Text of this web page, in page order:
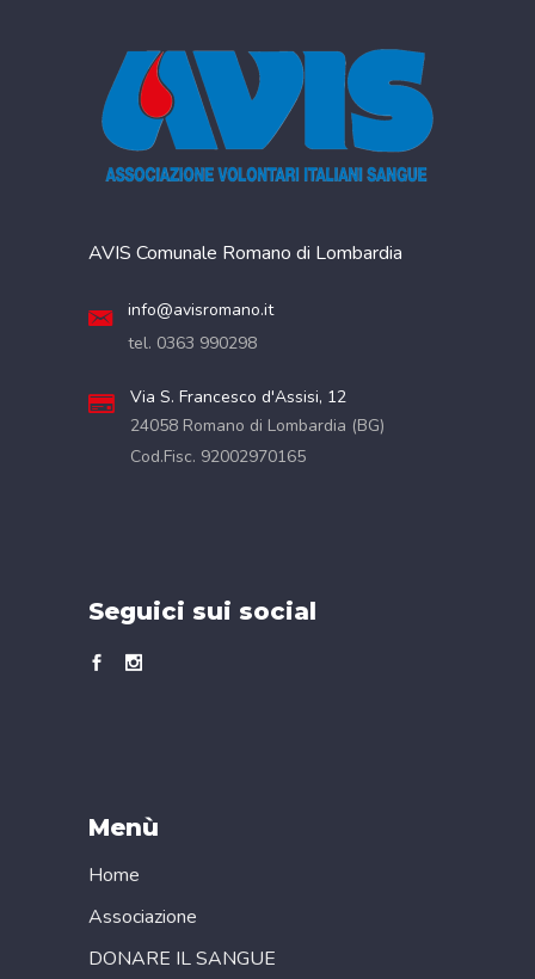
AVIS Comunale Romano di Lombardia
info@avisromano.it
tel. 0363 990298
Via S. Francesco d'Assisi, 12
24058 Romano di Lombardia (BG)
Cod.Fisc. 92002970165
Seguici sui social
Menù
Home
Associazione
DONARE IL SANGUE